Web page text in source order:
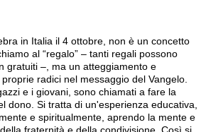
in Italia il 4 ottobre, non è un concetto
al “regalo” – tanti regali possono
gratuiti –, ma un atteggiamento e
radici nel messaggio del Vangelo.
e i giovani, sono chiamati a fare la
dono. Si tratta di un'esperienza educativa,
e spiritualmente, aprendo la mente e